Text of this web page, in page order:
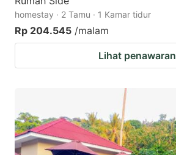
homestay · 2 Tamu · 1 Kamar tidur
Rp 204.545 /malam
Lihat penawaran